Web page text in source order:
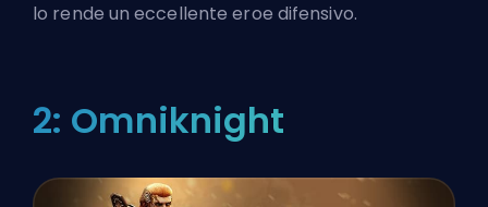
lo rende un eccellente eroe difensivo.
2: Omniknight